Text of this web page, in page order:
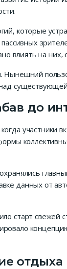
которые
влиять на
до
участники
данных от
старт
отдыха